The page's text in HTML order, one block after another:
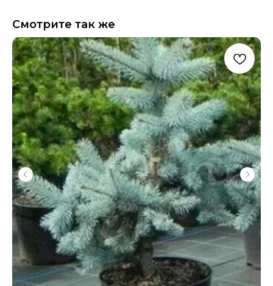
Смотрите так же